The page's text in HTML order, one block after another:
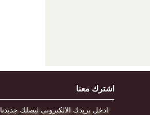
اشترك معنا
ادخل بريدك الالكترونى ليصلك جديدنا